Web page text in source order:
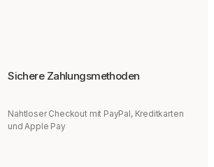
Sichere Zahlungsmethoden
Nahtloser Checkout mit PayPal, Kreditkarten
und Apple Pay